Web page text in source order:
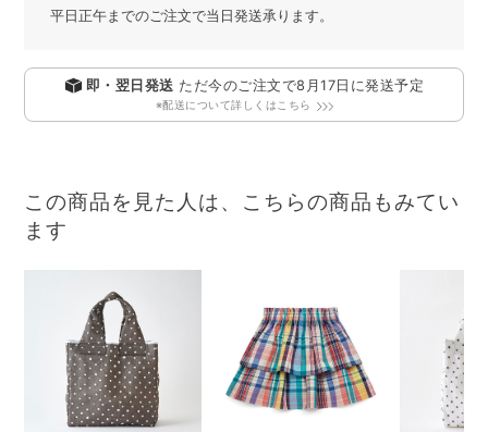
平日正午までのご注文で当日発送承ります。
即・翌日発送 ただ今のご注文で8月17日 に発送予定
※配送について詳しくはこちら
この商品を見た人は、こちらの商品もみてい
ます